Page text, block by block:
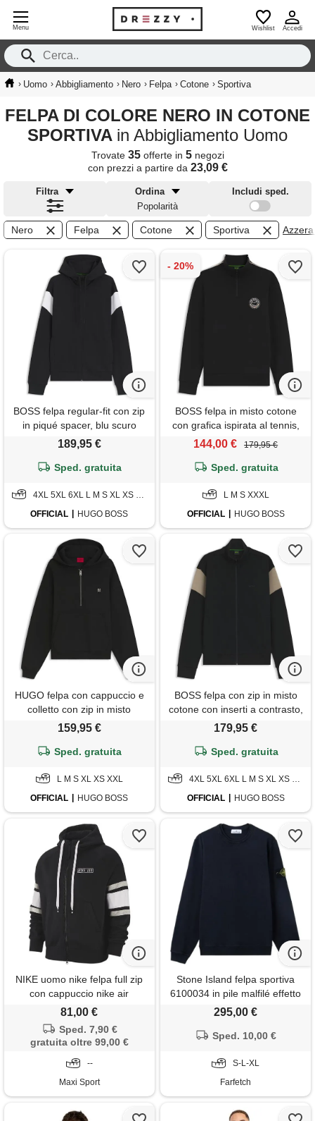
Menu Wishlist Accedi
› Uomo › Abbigliamento › Nero › Felpa › Cotone › Sportiva
FELPA DI COLORE NERO IN COTONE
SPORTIVA in Abbigliamento Uomo
Trovate 35offerte in 5negozi
con prezzi a partire da 23,09 €
Filtra
Ordina
Popolarità
Includi sped.
Nero Felpa Cotone Sportiva
BOSS felpa regular-fit con zip
in piqué spacer, blu scuro
189,95 €
Sped. gratuita
4XL 5XL 6XL L M S XL XS XXL XXXL
OFFICIAL
HUGO BOSS
BOSS felpa in misto cotone
con grafica ispirata al tennis,
nero
144,00 € 179,95 €
Sped. gratuita
L M S XXXL
OFFICIAL
HUGO BOSS
HUGO felpa con cappuccio e
colletto con zip in misto
cotone lavorato, nero
159,95 €
Sped. gratuita
L M S XL XS XXL
OFFICIAL
HUGO BOSS
BOSS felpa con zip in misto
cotone con inserti a contrasto,
nero
179,95 €
Sped. gratuita
4XL 5XL 6XL L M S XL XS XXL XXXL
OFFICIAL
HUGO BOSS
NIKE uomo nike felpa full zip
con cappuccio nike air
81,00 €
Sped. 7,90 €
gratuita oltre 99,00 €
--
Maxi Sport
Stone Island felpa sportiva
6100034 in pile malfilé effetto
vissuto - blu
295,00 €
Sped. 10,00 €
S-L-XL
Farfetch